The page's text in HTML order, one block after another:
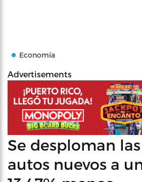
Economía
Advertisements
Se desploman
autos nuevos a